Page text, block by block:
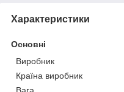
Характеристики
Основні
Виробник
Країна виробник